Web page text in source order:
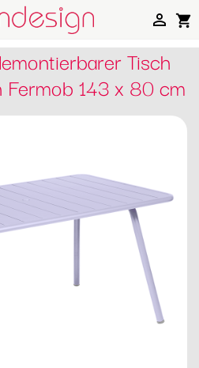
shopping_cart

Tisch
143 x 80 cm